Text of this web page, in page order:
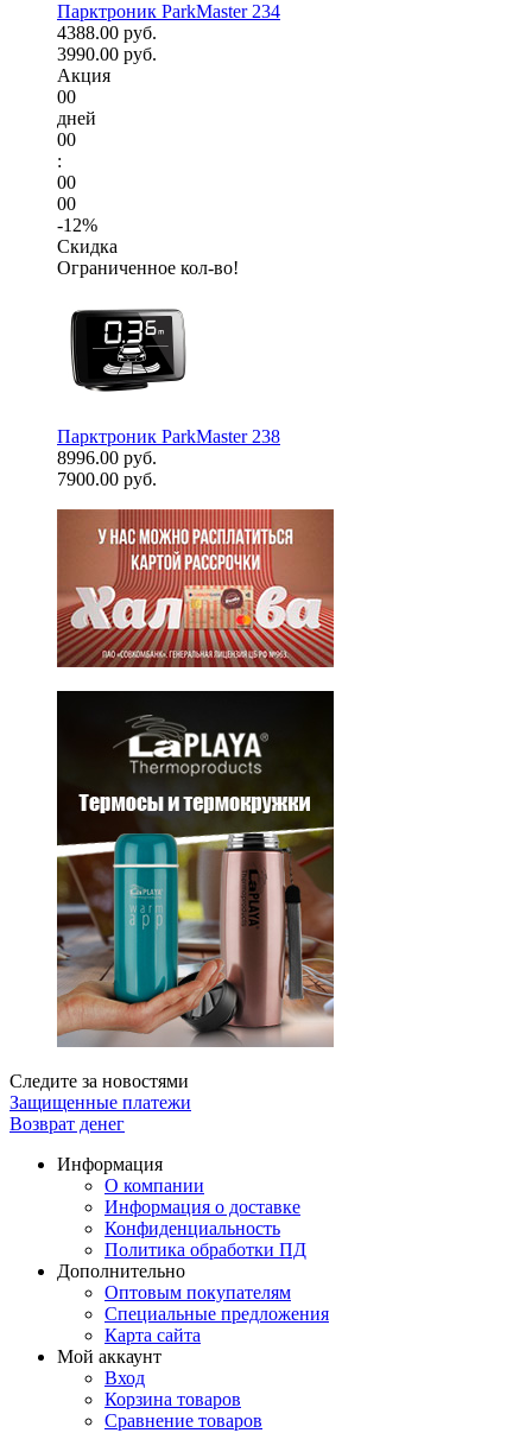
Парктроник ParkMaster 234
4388.00 руб.
3990.00 руб.
Акция
00
дней
00
:
00
00
-12%
Скидка
Ограниченное кол-во!
Парктроник ParkMaster 238
8996.00 руб.
7900.00 руб.
Следите за новостями
Защищенные платежи
Возврат денег
Информация
О компании
Информация о доставке
Конфиденциальность
Политика обработки ПД
Дополнительно
Оптовым покупателям
Специальные предложения
Карта сайта
Мой аккаунт
Вход
Корзина товаров
Сравнение товаров